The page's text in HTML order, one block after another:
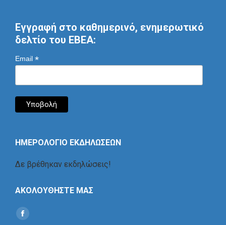
Εγγραφή στο καθημερινό, ενημερωτικό
δελτίο του ΕΒΕΑ:
Email *
ΗΜΕΡΟΛΟΓΙΟ ΕΚΔΗΛΩΣΕΩΝ
Δε βρέθηκαν εκδηλώσεις!
ΑΚΟΛΟΥΘΗΣΤΕ ΜΑΣ
Find us on:
Social